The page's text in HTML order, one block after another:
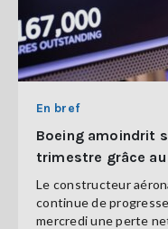
En bref
Boeing amoindrit
trimestre grâce
Le constructeur
continue de
mercredi une perte